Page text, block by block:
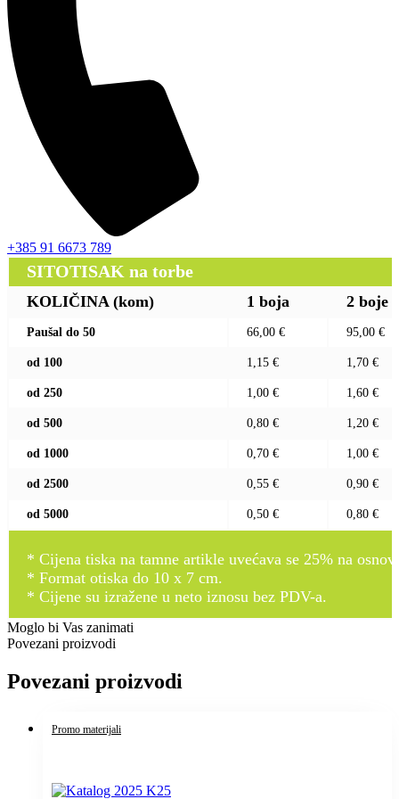
+385 91 6673 789
SITOTISAK na torbe
KOLIČINA (kom) 1 boja 2 boje
Paušal do 50 66,00 € 95,00 €
od 100 1,15 € 1,70 €
od 250 1,00 € 1,60 €
od 500 0,80 € 1,20 €
od 1000 0,70 € 1,00 €
od 2500 0,55 € 0,90 €
od 5000 0,50 € 0,80 €
* Cijena tiska na tamne artikle uvećava se 25% na
* Format otiska do 10 x 7 cm.
* Cijene su izražene u neto iznosu bez PDV-a.
Moglo bi Vas zanimati
Povezani proizvodi
Povezani proizvodi
Promo materijali